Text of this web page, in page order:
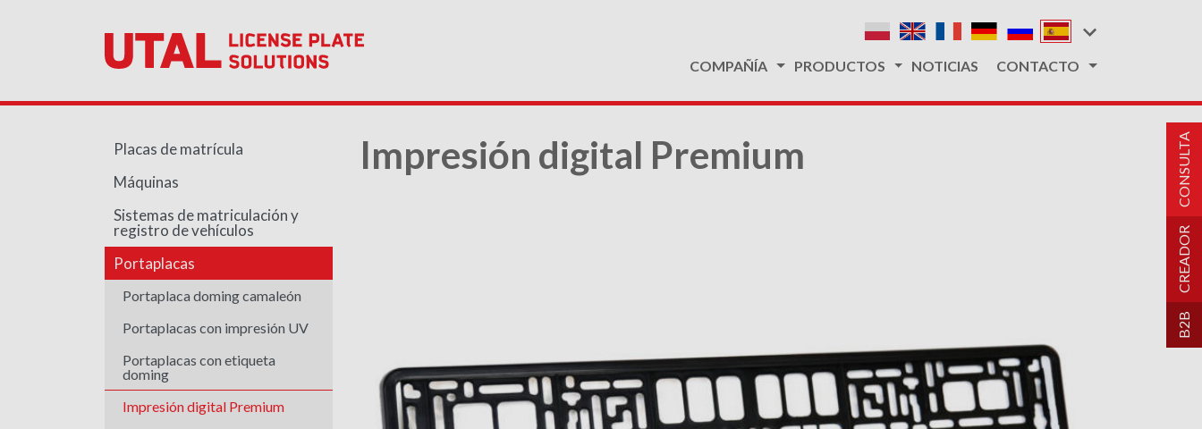
COMPAÑÍA PRODUCTOS NOTICIAS CONTACTO
Impresión digital Premium
Placas de matrícula
Máquinas
Sistemas de matriculación y
registro de vehículos
Portaplacas
Portaplaca doming camaleón
Portaplacas con impresión UV
Portaplacas con etiqueta
doming
Impresión digital Premium
CONSULTA
CREADOR
B2B